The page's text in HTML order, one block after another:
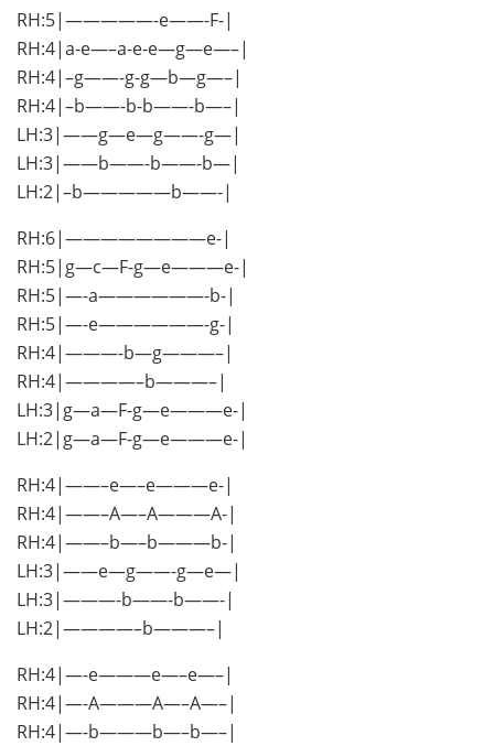
RH:5|—————-e——-F-|
RH:4|a-e—–a-e-e—g—e—–|
RH:4|–g——-g-g—b—g—–|
RH:4|–b——-b-b——-b—–|
LH:3|——g—e—g——-g—|
LH:3|——b——-b——-b—|
LH:2|–b—————b——-|
RH:6|————————e-|
RH:5|g—c—F-g—e———e-|
RH:5|—-a——————-b-|
RH:5|—-e——————-g-|
RH:4|———-b—g———–|
RH:4|————–b———–|
LH:3|g—a—F-g—e———e-|
LH:2|g—a—F-g—e———e-|
RH:4|——–e—–e———e-|
RH:4|——–A—–A———A-|
RH:4|——–b—–b———b-|
LH:3|——e—g——-g—e—|
LH:3|———-b——-b——-|
LH:2|————–b———–|
RH:4|—-e———e—–e—–|
RH:4|—-A———A—–A—–|
RH:4|—-b———b—–b—–|